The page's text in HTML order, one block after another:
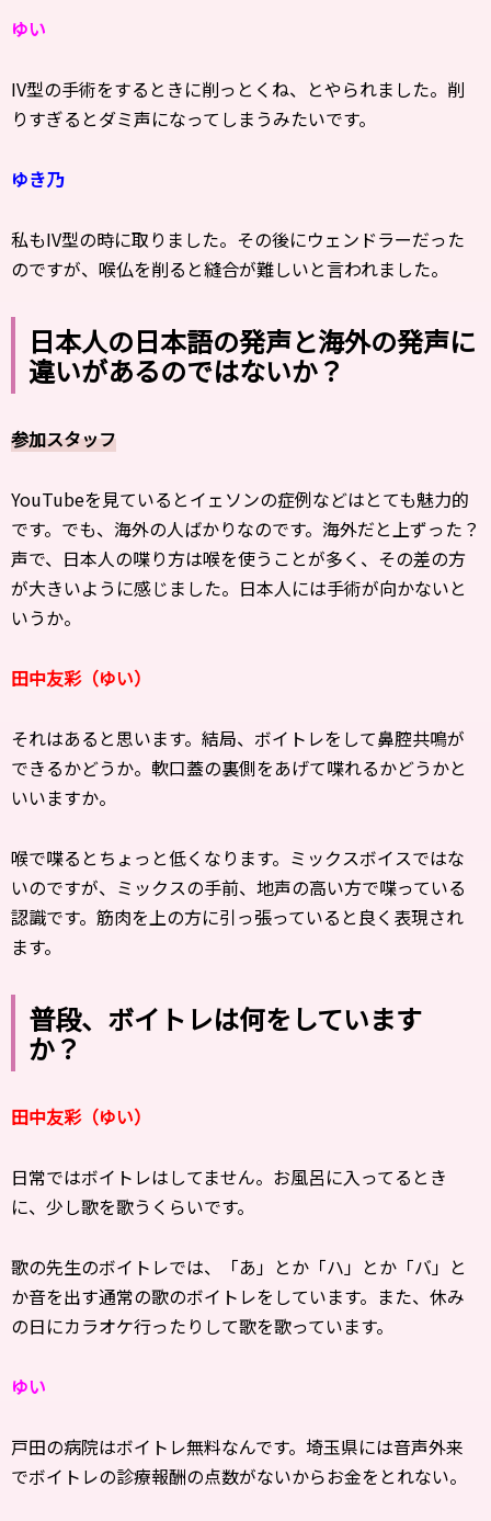
ゆい
IV型の手術をするときに削っとくね、とやられました。削
りすぎるとダミ声になってしまうみたいです。
ゆき乃
私もIV型の時に取りました。その後にウェンドラーだった
のですが、喉仏を削ると縫合が難しいと言われました。
日本人の日本語の発声と海外の発声に
違いがあるのではないか？
参加スタッフ
YouTubeを見ているとイェソンの症例などはとても魅力的
です。でも、海外の人ばかりなのです。海外だと上ずった？
声で、日本人の喋り方は喉を使うことが多く、その差の方
が大きいように感じました。日本人には手術が向かないと
いうか。
田中友彩（ゆい）
それはあると思います。結局、ボイトレをして鼻腔共鳴が
できるかどうか。軟口蓋の裏側をあげて喋れるかどうかと
いいますか。
喉で喋るとちょっと低くなります。ミックスボイスではな
いのですが、ミックスの手前、地声の高い方で喋っている
認識です。筋肉を上の方に引っ張っていると良く表現され
ます。
普段、ボイトレは何をしています
か？
田中友彩（ゆい）
日常ではボイトレはしてません。お風呂に入ってるとき
に、少し歌を歌うくらいです。
歌の先生のボイトレでは、「あ」とか「ハ」とか「バ」と
か音を出す通常の歌のボイトレをしています。また、休み
の日にカラオケ行ったりして歌を歌っています。
ゆい
戸田の病院はボイトレ無料なんです。埼玉県には音声外来
でボイトレの診療報酬の点数がないからお金をとれない。